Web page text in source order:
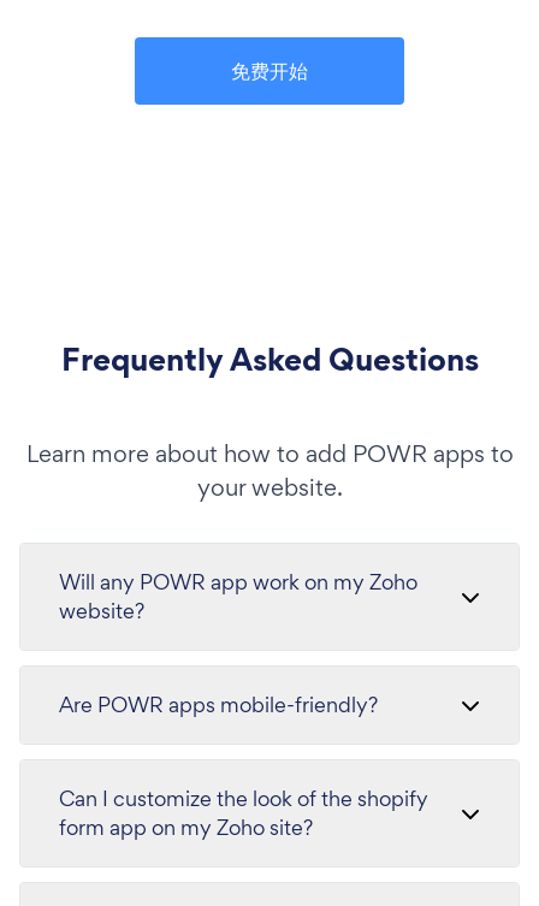
免费开始
Frequently Asked Questions
Learn more about how to add POWR apps to
your website.
Will any POWR app work on my Zoho
website?
Are POWR apps mobile-friendly?
Can I customize the look of the shopify
form app on my Zoho site?